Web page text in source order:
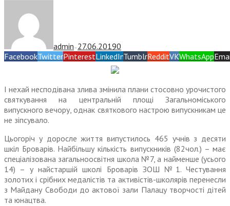
admin — 27.06.20190
FacebookTwitterPinterestLinkedInTumblrRedditVKWhatsApp
І нехай несподівана злива змінила плани стосовно урочистого
святкування на центральній площі Загальноміського
випускного вечору, однак святкового настрою випускникам це
не зіпсувало.
Цьогоріч у доросле життя випустилось 465 учнів з десяти
шкіл Броварів. Найбільшу кількість випускників (82чол.) – має
спеціалізована загальноосвітня школа №7, а найменше (усього
14) – у найстаршій школі Броварів ЗОШ №1. Честування
золотих і срібних медалістів та активістів-школярів перенесли
з Майдану Свободи до актової зали Палацу творчості дітей
та юнацтва.